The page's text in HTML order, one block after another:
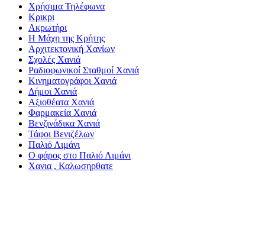
Χρήσιμα Τηλέφωνα
Κρικρι
Ακρωτήρι
Η Μάχη της Κρήτης
Αρχιτεκτονική Χανίων
Σχολές Χανιά
Ραδιοφωνικοί Σταθμοί Χανιά
Κινηματογράφοι Χανιά
Δήμοι Χανιά
Αξιοθέατα Χανιά
Φαρμακεία Χανιά
Βενζινάδικα Χανιά
Τάφοι Βενιζέλων
Παλιό Λιμάνι
Ο φάρος στο Παλιό Λιμάνι
Χανια , Καλωσηρθατε